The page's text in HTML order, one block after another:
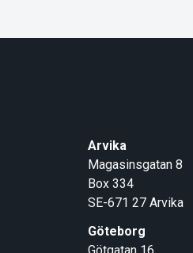
Arvika
Magasinsgatan 8
Box 334
SE-671 27 Arvika
Göteborg